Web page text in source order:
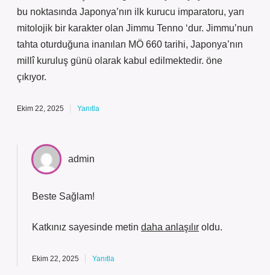
bu noktasında Japonya’nın ilk kurucu imparatoru, yarı
mitolojik bir karakter olan Jimmu Tenno ‘dur. Jimmu’nun
tahta oturduğuna inanılan MÖ 660 tarihi, Japonya’nın
millî kuruluş günü olarak kabul edilmektedir. öne
çıkıyor.
Ekim 22, 2025 Yanıtla
admin
Beste Sağlam!
Katkınız sayesinde metin daha anlaşılır oldu.
Ekim 22, 2025 Yanıtla